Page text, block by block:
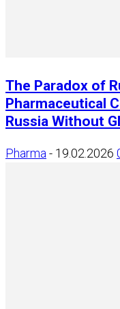
The Paradox of
Pharmaceutical
Russia Without
Pharma - 19.02.2026